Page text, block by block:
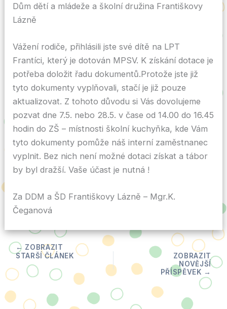
Dům dětí a mládeže a školní družina Františkovy
Lázně
Vážení rodiče, přihlásili jste své dítě na LPT
Frantíci, který je dotován MPSV. K získání dotace je
potřeba doložit řadu dokumentů.Protože jste již
tyto dokumenty vyplňovali, stačí je již pouze
aktualizovat. Z tohoto důvodu si Vás dovolujeme
pozvat dne 7.5. nebo 28.5. v čase od 14.00 do 16.45
hodin do ZŠ – místnosti školní kuchyňka, kde Vám
tyto dokumenty pomůže náš interní zaměstnanec
vyplnit. Bez nich není možné dotaci získat a tábor
by byl dražší. Vaše účast je nutná !
Za DDM a ŠD Františkovy Lázně – Mgr.K.
Čeganová